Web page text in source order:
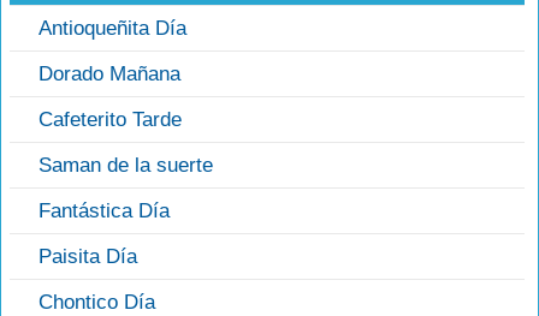
Antioqueñita Día
Dorado Mañana
Cafeterito Tarde
Saman de la suerte
Fantástica Día
Paisita Día
Chontico Día